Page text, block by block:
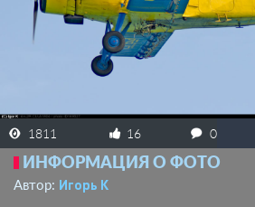
1811 16 0
ИНФОРМАЦИЯ О ФОТО
Автор: Игорь К